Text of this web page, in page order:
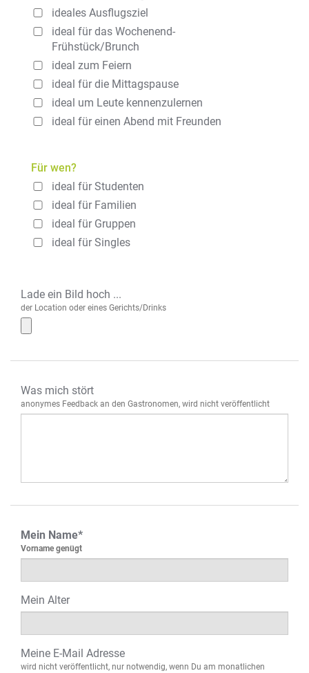
ideales Ausflugsziel
ideal für das Wochenend-
Frühstück/Brunch
ideal zum Feiern
ideal für die Mittagspause
ideal um Leute kennenzulernen
ideal für einen Abend mit Freunden
Für wen?
ideal für Studenten
ideal für Familien
ideal für Gruppen
ideal für Singles
Lade ein Bild hoch ...
der Location oder eines Gerichts/Drinks
Was mich stört
anonymes Feedback an den Gastronomen, wird nicht veröffentlicht
Mein Name*
Vorname genügt
Mein Alter
Meine E-Mail Adresse
wird nicht veröffentlicht, nur notwendig, wenn Du am monatlichen